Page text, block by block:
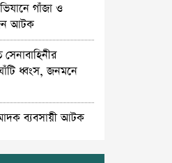
গাঁজা ও
আটক
ধ্বংস, জনমনে
ব্যবসায়ী আটক